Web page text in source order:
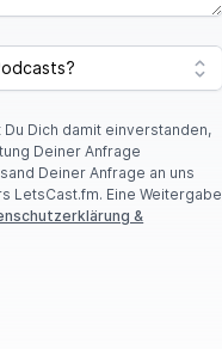
Dich damit einverstanden,
Deiner Anfrage
Deiner Anfrage an uns
LetsCast.fm. Eine Weitergabe
&